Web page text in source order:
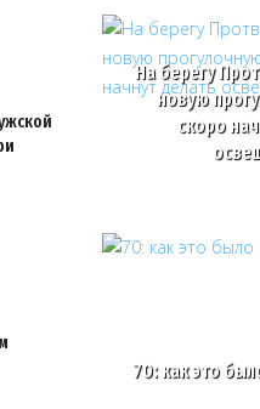
На берегу
новую
скоро
70: как это